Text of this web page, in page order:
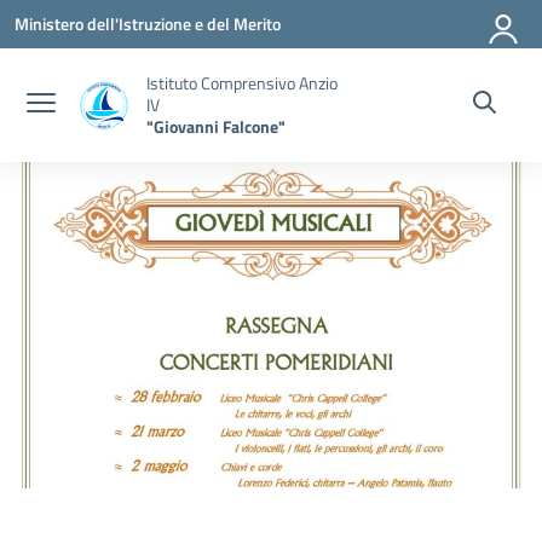
Vai ai contenuti
Vai al menu di navigazione
Vai al footer
Ministero dell'Istruzione e del Merito
Istituto Comprensivo Anzio
IV
"Giovanni Falcone"